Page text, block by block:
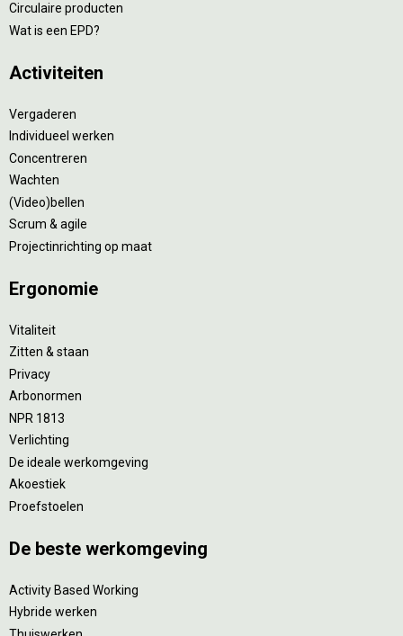
Circulaire producten
Wat is een EPD?
Activiteiten
Vergaderen
Individueel werken
Concentreren
Wachten
(Video)bellen
Scrum & agile
Projectinrichting op maat
Ergonomie
Vitaliteit
Zitten & staan
Privacy
Arbonormen
NPR 1813
Verlichting
De ideale werkomgeving
Akoestiek
Proefstoelen
De beste werkomgeving
Activity Based Working
Hybride werken